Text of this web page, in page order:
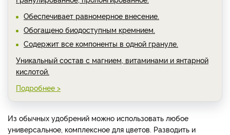
Обеспечивает равномерное внесение.
Обогащено биодоступным кремнием.
Содержит все компоненты в одной грануле.
Уникальный состав с магнием, витаминами и янтарной
кислотой.
Подробнее >
Из обычных удобрений можно использовать любое
универсальное, комплексное для цветов. Разводить и